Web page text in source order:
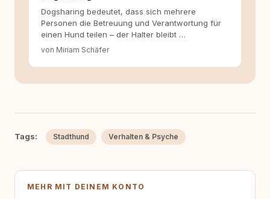
Dogsharing bedeutet, dass sich mehrere
Personen die Betreuung und Verantwortung für
einen Hund teilen – der Halter bleibt …
von Miriam Schäfer
Tags: Stadthund Verhalten & Psyche
MEHR MIT DEINEM KONTO